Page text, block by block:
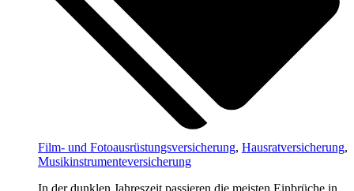
Film- und Fotoausrüstungsversicherung, Hausratversicherung,
Musikinstrumenteversicherung
In der dunklen Jahreszeit passieren die meisten Einbrüche in